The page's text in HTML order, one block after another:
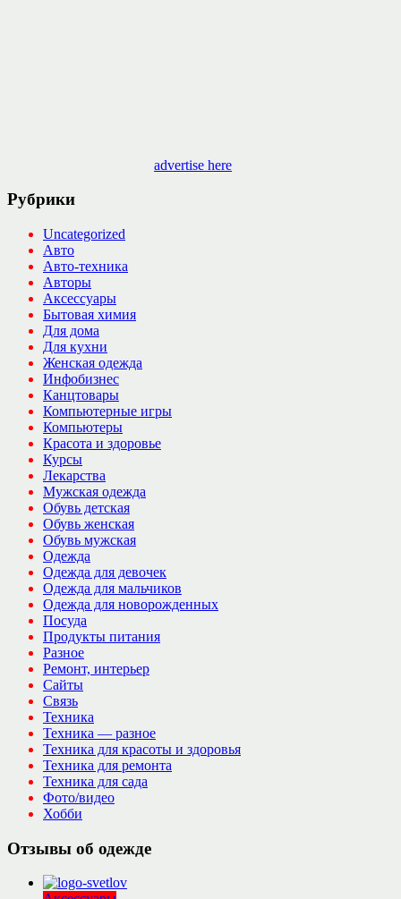
advertise here
Рубрики
Uncategorized
Авто
Авто-техника
Авторы
Аксессуары
Бытовая химия
Для дома
Для кухни
Женская одежда
Инфобизнес
Канцтовары
Компьютерные игры
Компьютеры
Красота и здоровье
Курсы
Лекарства
Мужская одежда
Обувь детская
Обувь женская
Обувь мужская
Одежда
Одежда для девочек
Одежда для мальчиков
Одежда для новорожденных
Посуда
Продукты питания
Разное
Ремонт, интерьер
Сайты
Связь
Техника
Техника — разное
Техника для красоты и здоровья
Техника для ремонта
Техника для сада
Фото/видео
Хобби
Отзывы об одежде